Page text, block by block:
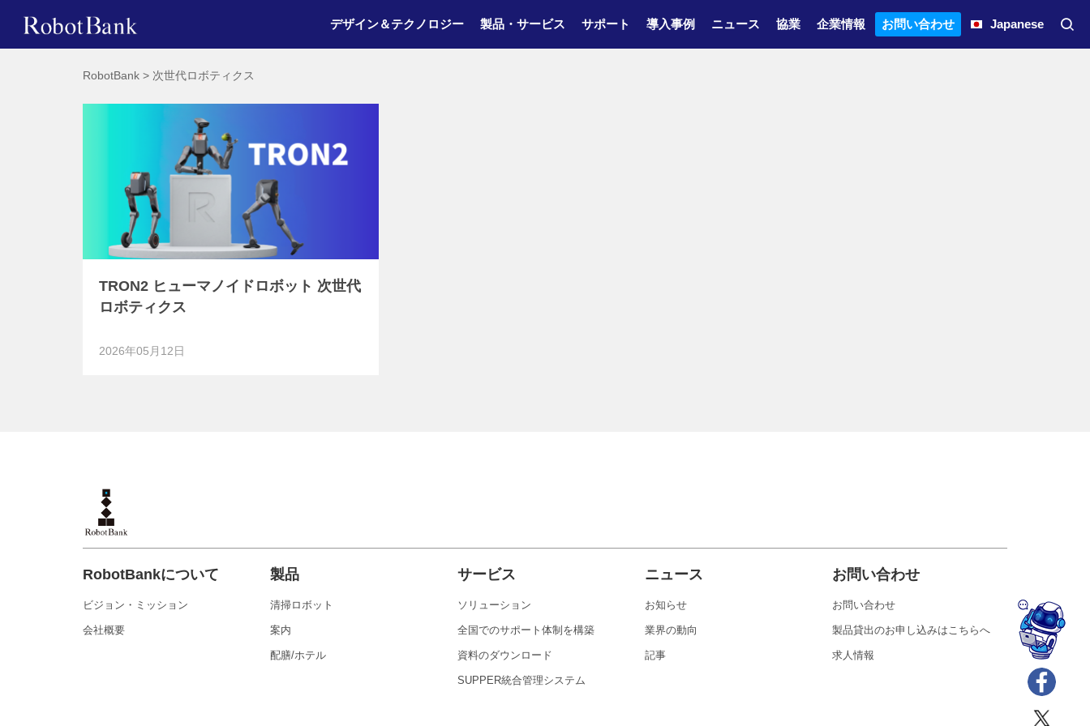
デザイン＆テクノロジー 製品・サービス サポート 導入事例 ニュース 協業 企業情報 お問い合わせ Japanese
RobotBank > 次世代ロボティクス
TRON2 ヒューマノイドロボット 次世代
ロボティクス
2026年05月12日
RobotBankについて
ビジョン・ミッション
会社概要
製品
清掃ロボット
案内
配膳/ホテル
サービス
ソリューション
全国でのサポート体制を構築
資料のダウンロード
SUPPER統合管理システム
ニュース
お知らせ
業界の動向
記事
お問い合わせ
お問い合わせ
製品貸出のお申し込みはこちらへ
求人情報